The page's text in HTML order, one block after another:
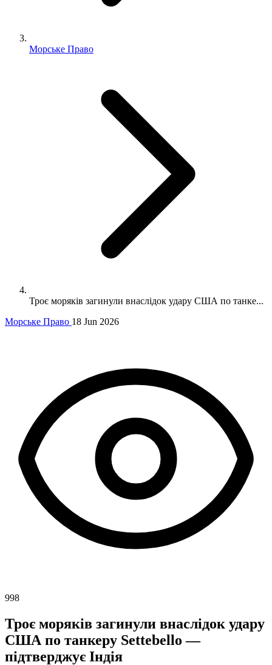
Морське Право
Троє моряків загинули внаслідок удару США по танке...
Морське Право 18 Jun 2026
998
Троє моряків загинули внаслідок удару
США по танкеру Settebello —
підтверджує Індія